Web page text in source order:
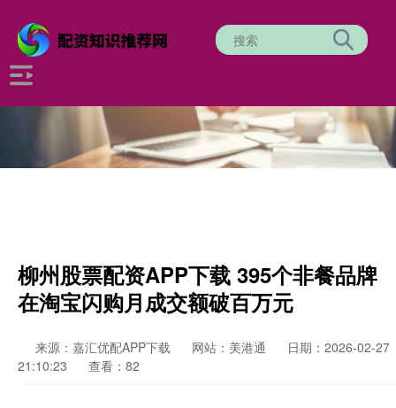
柳州股票配资APP下载 395个非餐品牌
在淘宝闪购月成交额破百万元
来源：嘉汇优配APP下载 网站：美港通
日期：2026-02-27
21:10:23
查看：82